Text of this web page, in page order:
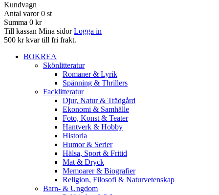
Kundvagn
Antal varor 0 st
Summa 0 kr
Till kassan Mina sidor Logga in
500 kr kvar till fri frakt.
BOKREA
Skönlitteratur
Romaner & Lyrik
Spänning & Thrillers
Facklitteratur
Djur, Natur & Trädgård
Ekonomi & Samhälle
Foto, Konst & Teater
Hantverk & Hobby
Historia
Humor & Serier
Hälsa, Sport & Fritid
Mat & Dryck
Memoarer & Biografier
Religion, Filosofi & Naturvetenskap
Barn- & Ungdom